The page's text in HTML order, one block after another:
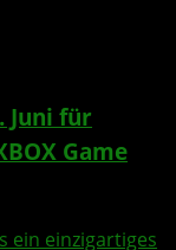
Juni für
Game
ein einzigartiges